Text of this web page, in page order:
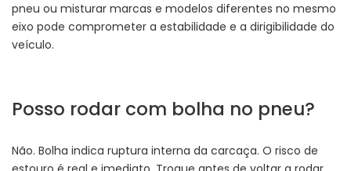
pneu ou misturar marcas e modelos diferentes no mesmo
eixo pode comprometer a estabilidade e a dirigibilidade do
veículo.
Posso rodar com bolha no pneu?
Não. Bolha indica ruptura interna da carcaça. O risco de